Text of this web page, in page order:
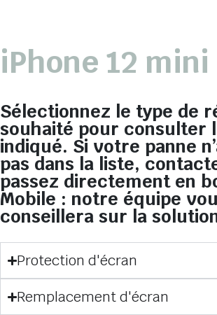
iPhone 12 mini
Sélectionnez le type de
souhaité pour consulter
indiqué. Si votre panne
pas dans la liste,
passez directement en
Mobile : notre équipe
conseillera sur la
Protection d'écran
Remplacement d'écran